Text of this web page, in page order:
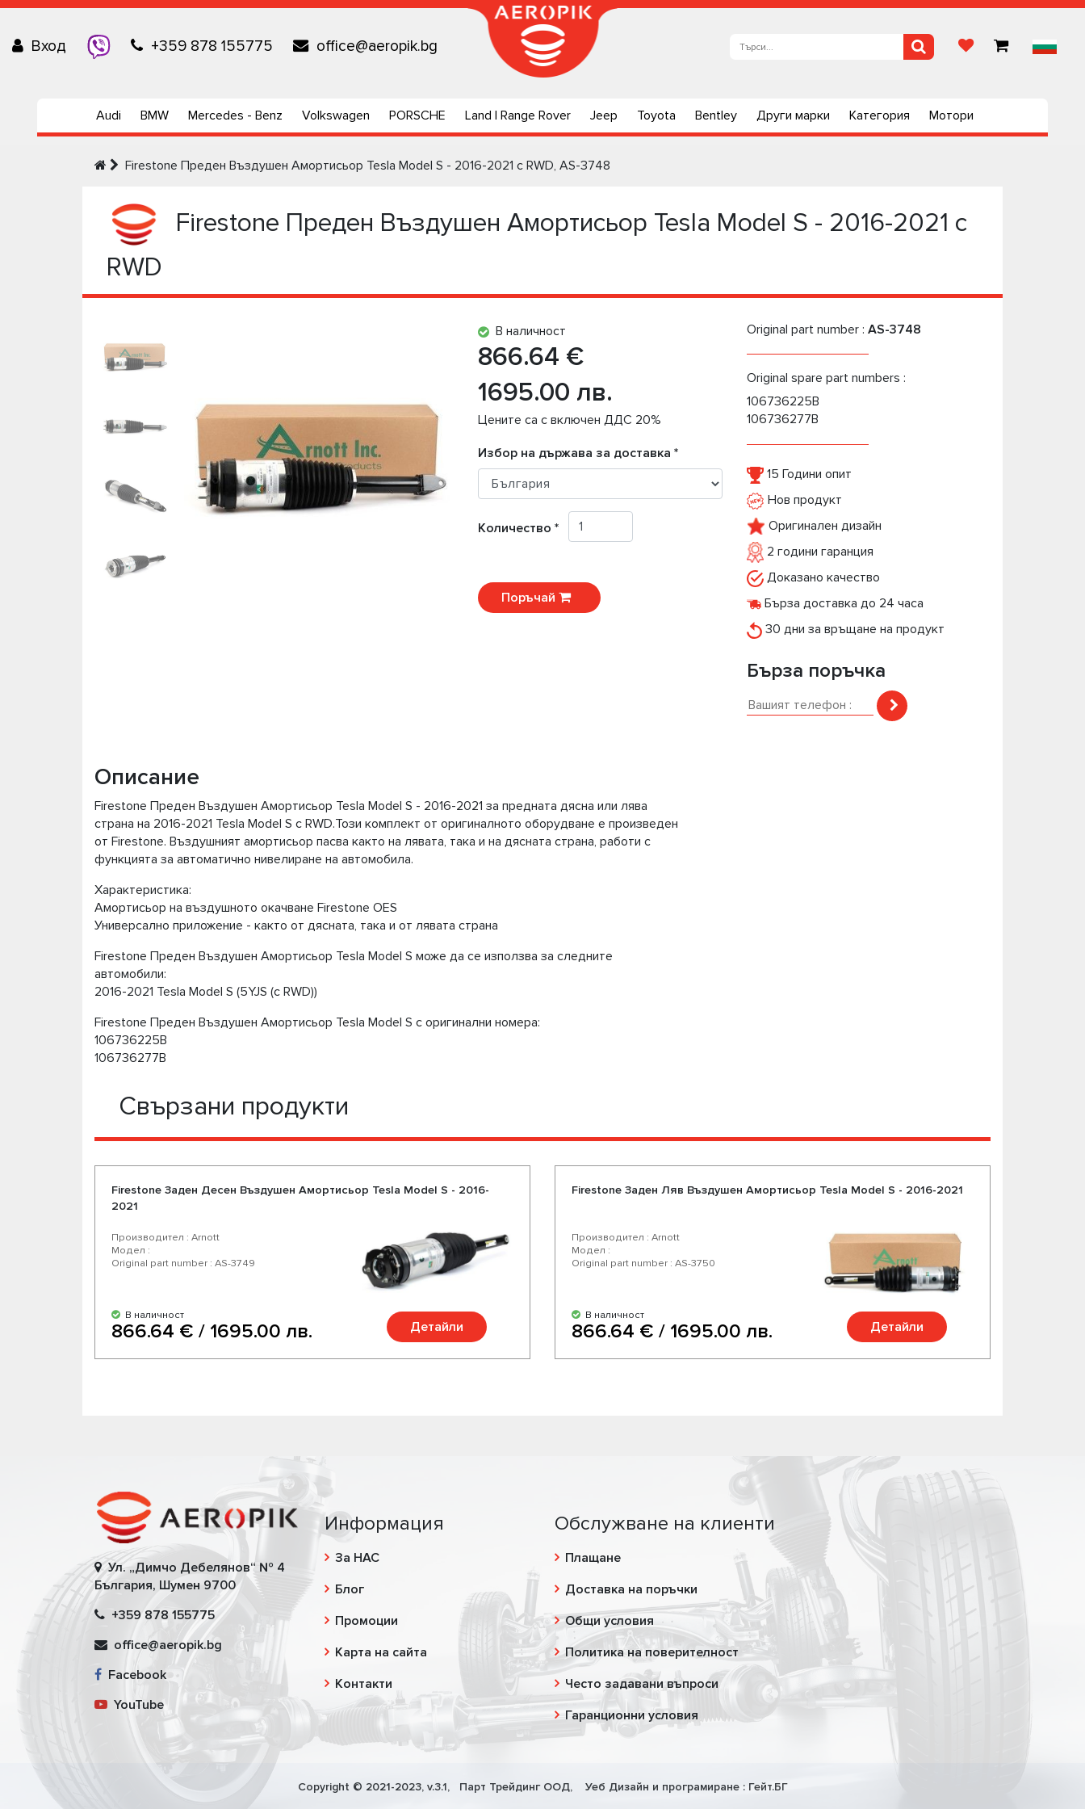
Вход +359 878 155775 office@aeropik.bg
Audi BMW Mercedes - Benz Volkswagen PORSCHE Land | Range Rover Jeep Toyota Bentley Други марки Категория Мотори
Firestone Предeн Въздушен Амортисьор Tesla Model S - 2016-2021 с RWD, AS-3748
Firestone Предeн Въздушен Амортисьор Tesla Model S - 2016-2021 с
RWD
В наличност
866.64 €
1695.00 лв.
Цените са с включен ДДС 20%
Избор на държава за доставка *
Количество *
Поръчай
Original part number : AS-3748
Original spare part numbers :
106736225B
106736277B
15 Години опит
Нов продукт
Оригинален дизайн
2 години гаранция
Доказано качество
Бърза доставка до 24 часа
30 дни за връщане на продукт
Бърза поръчка
Описание
Firestone Предeн Въздушен Амортисьор Tesla Model S - 2016-2021 за предната дясна или лява
страна на 2016-2021 Tesla Model S с RWD.Този комплект от оригиналното оборудване е произведен
от Firestone. Въздушният амортисьор пасва както на лявата, така и на дясната страна, работи с
функцията за автоматично нивелиране на автомобила.
Характеристика:
Амортисьор на въздушното окачване Firestone OES
Универсално приложение - както от дясната, така и от лявата страна
Firestone Предeн Въздушен Амортисьор Tesla Model S може да се използва за следните
автомобили:
2016-2021 Tesla Model S (5YJS (с RWD))
Firestone Предeн Въздушен Амортисьор Tesla Model S с оригинални номера:
106736225B
106736277B
Свързани продукти
Firestone Задeн Десен Въздушен Амортисьор Tesla Model S - 2016-
2021
Производител : Arnott
Модел :
Original part number : AS-3749
В наличност
866.64 € / 1695.00 лв. Детайли
Firestone Задeн Ляв Въздушен Амортисьор Tesla Model S - 2016-2021
Производител : Arnott
Модел :
Original part number : AS-3750
В наличност
866.64 € / 1695.00 лв. Детайли
Ул. „Димчо Дебелянов“ № 4
България, Шумен 9700
+359 878 155775
office@aeropik.bg
Facebook
YouTube
Информация
За НАС
Блог
Промоции
Карта на сайта
Контакти
Обслужване на клиенти
Плащане
Доставка на поръчки
Общи условия
Политика на поверителност
Често задавани въпроси
Гаранционни условия
Copyright © 2021-2023, v.3.1, Парт Трейдинг ООД, Уеб Дизайн и програмиране : Гейт.БГ